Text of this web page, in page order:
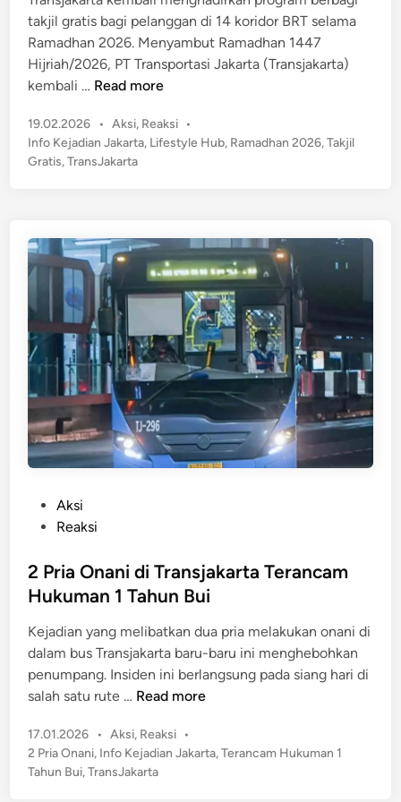
n
K
a
r
G
s
T
r
a
n
s
j
a
k
a
r
C
,
I
n
k
n
takjil gratis bagi pelanggan di 14 koridor BRT selama
Ramadhan 2026. Menyambut Ramadhan 1447
Hijriah/2026, PT Transportasi Jakarta (Transjakarta)
kembali … T
k
j
i
r
a
t
s
D
a
r
i
T
r
a
j
k
a
t
S
a
m
Read more
19.02.2026 • P
o
s
i
n
Aksi, Reaksi •
Info Kejadian Jakarta, Lifestyle Hub, Ramadhan 2026,Takjil
Gratis,TransJakarta
t
e
i
n
Aksi
Reaksi
2 Pria Onani di Transjakarta Terancam
Hukuman 1 Tahun Bui
Kejadian yang melibatkan dua pria melakukan onani di
dalam bus Transjakarta baru-baru ini menghebohkan
penumpang. Insiden ini berlangsung pada siang hari di
salah satu rute … 2
r
i
a
Read more
17.01.2026 • P
o
s
Aksi, Reaksi •
2 Pria Onani, Info Kejadian Jakarta,Terancam Hukuman 1
Tahun Bui,TransJakarta